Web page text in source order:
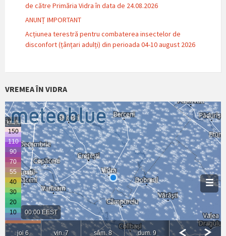
de către Primăria Vidra în data de 24.08.2026
ANUNȚ IMPORTANT
Acțiunea terestră pentru combaterea insectelor de
disconfort (țânțari adulți) din perioada 04-10 august 2026
VREMEA ÎN VIDRA